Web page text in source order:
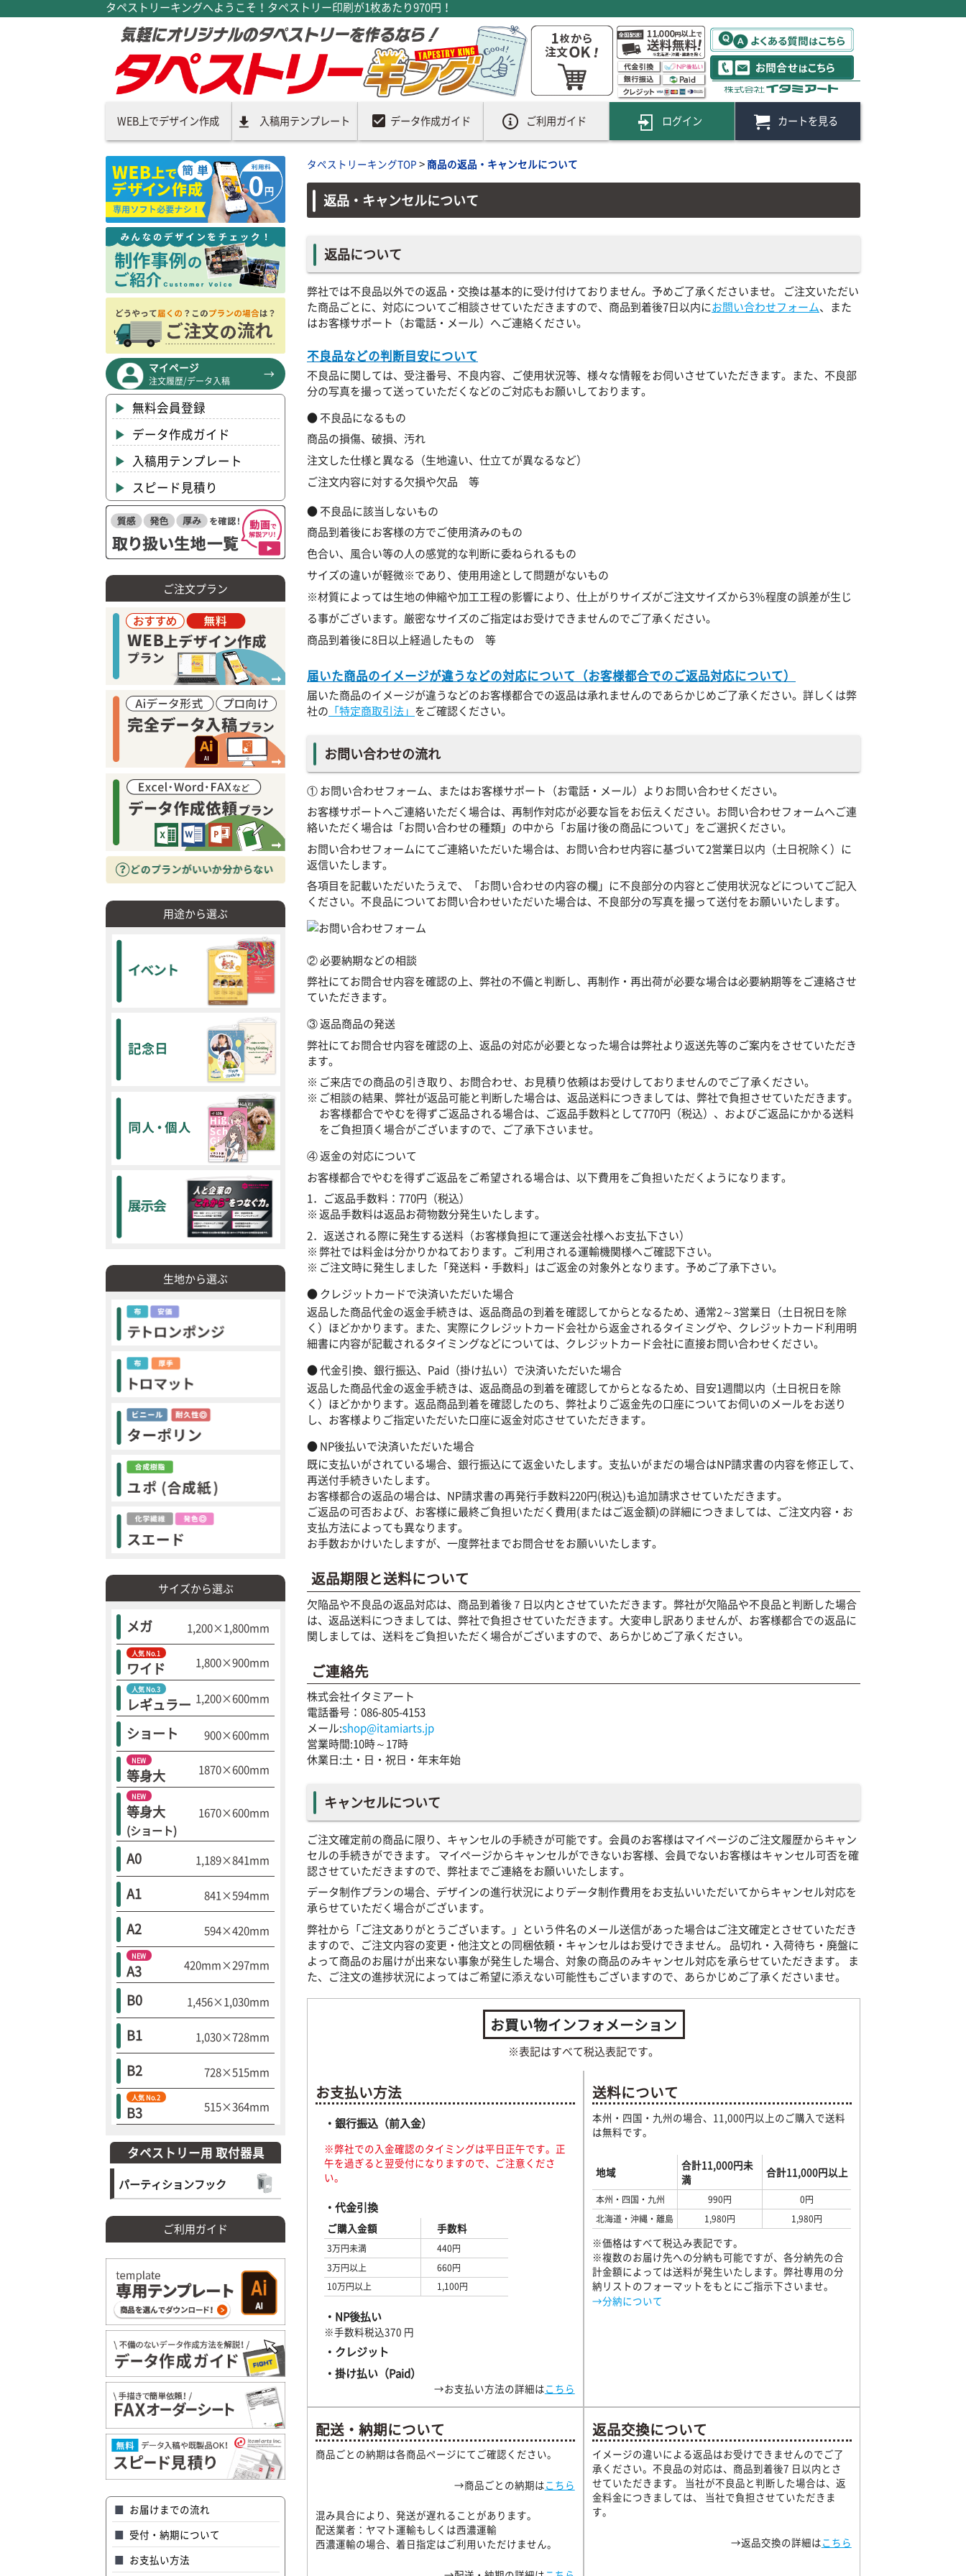
タペストリーキングへようこそ！タペストリー印刷が1枚あたり970円！
WEB上でデザイン作成 入稿用テンプレート check_box データ作成ガイド ご利用ガイド ログイン カートを見る
マイページ
注文履歴/データ入稿
無料会員登録
データ作成ガイド
入稿用テンプレート
スピード見積り
ご注文プラン
用途から選ぶ
生地から選ぶ
サイズから選ぶ
メガ 1,200×1,800mm
人気 No.1
ワイド 1,800×900mm
人気 No.3
レギュラー 1,200×600mm
ショート 900×600mm
NEW
等身大 1870×600mm
NEW
等身大
(ショート)
1670×600mm
A0 1,189×841mm
A1 841×594mm
A2 594×420mm
NEW
A3 420mm×297mm
B0 1,456×1,030mm
B1 1,030×728mm
B2 728×515mm
人気 No.2
B3 515×364mm
タペストリー用 取付器具
パーティションフック
ご利用ガイド
お届けまでの流れ
受付・納期について
お支払い方法
タペストリーキングTOP > 商品の返品・キャンセルについて
返品・キャンセルについて
返品について
弊社では不良品以外での返品・交換は基本的に受け付けておりません。予めご了承くださいませ。 ご注文いただい
た商品ごとに、対応についてご相談させていただきますので、商品到着後7日以内にお問い合わせフォーム、また
はお客様サポート（お電話・メール）へご連絡ください。
不良品などの判断目安について
不良品に関しては、受注番号、不良内容、ご使用状況等、様々な情報をお伺いさせていただきます。また、不良部
分の写真を撮って送っていただくなどのご対応もお願いしております。
不良品になるもの
商品の損傷、破損、汚れ
注文した仕様と異なる（生地違い、仕立てが異なるなど）
ご注文内容に対する欠損や欠品 等
不良品に該当しないもの
商品到着後にお客様の方でご使用済みのもの
色合い、風合い等の人の感覚的な判断に委ねられるもの
サイズの違いが軽微※であり、使用用途として問題がないもの
※材質によっては生地の伸縮や加工工程の影響により、仕上がりサイズがご注文サイズから3％程度の誤差が生じ
る事がございます。厳密なサイズのご指定はお受けできませんのでご了承ください。
商品到着後に8日以上経過したもの 等
届いた商品のイメージが違うなどの対応について（お客様都合でのご返品対応について）
届いた商品のイメージが違うなどのお客様都合での返品は承れませんのであらかじめご了承ください。詳しくは弊
社の 「特定商取引法」 をご確認ください。
お問い合わせの流れ
① お問い合わせフォーム、またはお客様サポート（お電話・メール）よりお問い合わせください。
お客様サポートへご連絡いただく場合は、再制作対応が必要な旨をお伝えください。お問い合わせフォームへご連
絡いただく場合は「お問い合わせの種類」の中から「お届け後の商品について」をご選択ください。
お問い合わせフォームにてご連絡いただいた場合は、お問い合わせ内容に基づいて2営業日以内（土日祝除く）に
返信いたします。
各項目を記載いただいたうえで、「お問い合わせの内容の欄」に不良部分の内容とご使用状況などについてご記入
ください。不良品についてお問い合わせいただいた場合は、不良部分の写真を撮って送付をお願いいたします。
② 必要納期などの相談
弊社にてお問合せ内容を確認の上、弊社の不備と判断し、再制作・再出荷が必要な場合は必要納期等をご連絡させ
ていただきます。
③ 返品商品の発送
弊社にてお問合せ内容を確認の上、返品の対応が必要となった場合は弊社より返送先等のご案内をさせていただき
ます。
ご来店での商品の引き取り、お問合わせ、お見積り依頼はお受けしておりませんのでご了承ください。
ご相談の結果、弊社が返品可能と判断した場合は、返品送料につきましては、弊社で負担させていただきます。
お客様都合でやむを得ずご返品される場合は、ご返品手数料として770円（税込）、およびご返品にかかる送料
をご負担頂く場合がございますので、ご了承下さいませ。
④ 返金の対応について
お客様都合でやむを得ずご返品をご希望される場合は、以下費用をご負担いただくようになります。
1．ご返品手数料：770円（税込）
返品手数料は返品お荷物数分発生いたします。
2．返送される際に発生する送料（お客様負担にて運送会社様へお支払下さい）
弊社では料金は分かりかねております。ご利用される運輸機関様へご確認下さい。
ご注文時に発生しました「発送料・手数料」はご返金の対象外となります。予めご了承下さい。
クレジットカードで決済いただいた場合
返品した商品代金の返金手続きは、返品商品の到着を確認してからとなるため、通常2～3営業日（土日祝日を除
く）ほどかかります。また、実際にクレジットカード会社から返金されるタイミングや、クレジットカード利用明
細書に内容が記載されるタイミングなどについては、クレジットカード会社に直接お問い合わせください。
代金引換、銀行振込、Paid（掛け払い）で決済いただいた場合
返品した商品代金の返金手続きは、返品商品の到着を確認してからとなるため、目安1週間以内（土日祝日を除
く）ほどかかります。返品商品到着を確認したのち、弊社よりご返金先の口座についてお伺いのメールをお送り
し、お客様よりご指定いただいた口座に返金対応させていただきます。
NP後払いで決済いただいた場合
既に支払いがされている場合、銀行振込にて返金いたします。支払いがまだの場合はNP請求書の内容を修正して、
再送付手続きいたします。
お客様都合の返品の場合は、NP請求書の再発行手数料220円(税込)も追加請求させていただきます。
ご返品の可否および、お客様に最終ご負担いただく費用(またはご返金額)の詳細につきましては、ご注文内容・お
支払方法によっても異なります。
お手数おかけいたしますが、一度弊社までお問合せをお願いいたします。
返品期限と送料について
欠陥品や不良品の返品対応は、商品到着後７日以内とさせていただきます。弊社が欠陥品や不良品と判断した場合
は、返品送料につきましては、弊社で負担させていただきます。大変申し訳ありませんが、お客様都合での返品に
関しましては、送料をご負担いただく場合がございますので、あらかじめご了承ください。
ご連絡先
株式会社イタミアート
電話番号：086-805-4153
メール:shop@itamiarts.jp
営業時間:10時～17時
休業日:土・日・祝日・年末年始
キャンセルについて
ご注文確定前の商品に限り、キャンセルの手続きが可能です。会員のお客様はマイページのご注文履歴からキャン
セルの手続きができます。 マイページからキャンセルができないお客様、会員でないお客様はキャンセル可否を確
認させていただきますので、弊社までご連絡をお願いいたします。
データ制作プランの場合、デザインの進行状況によりデータ制作費用をお支払いいただいてからキャンセル対応を
承らせていただく場合がございます。
弊社から「ご注文ありがとうございます。」という件名のメール送信があった場合はご注文確定とさせていただき
ますので、ご注文内容の変更・他注文との同梱依頼・キャンセルはお受けできません。 品切れ・入荷待ち・廃盤に
よって商品のお届けが出来ない事象が発生した場合、対象の商品のみキャンセル対応を承らせていただきます。 ま
た、ご注文の進捗状況によってはご希望に添えない可能性もございますので、あらかじめご了承くださいませ。
お買い物インフォメーション
※表記はすべて税込表記です。
お支払い方法
・銀行振込（前入金）
※弊社での入金確認のタイミングは平日正午です。正
午を過ぎると翌受付になりますので、ご注意くださ
い。
・代金引換
ご購入金額 手数料
3万円未満
440円
3万円以上
660円
10万円以上
1,100円
・NP後払い
※手数料税込370 円
・クレジット
・掛け払い（Paid）
→お支払い方法の詳細はこちら
送料について
本州・四国・九州の場合、11,000円以上のご購入で送料
は無料です。
地域
合計11,000円未
満
合計11,000円以上
本州・四国・九州 990円
0円
北海道・沖縄・離島
1,980円 1,980円
※価格はすべて税込み表記です。
※複数のお届け先への分納も可能ですが、各分納先の合
計金額によっては送料が発生いたします。弊社専用の分
納リストのフォーマットをもとにご指示下さいませ。
→分納について
配送・納期について
商品ごとの納期は各商品ページにてご確認ください。
→商品ごとの納期はこちら
混み具合により、発送が遅れることがあります。
配送業者：ヤマト運輸もしくは西濃運輸
西濃運輸の場合、着日指定はご利用いただけません。
返品交換について
イメージの違いによる返品はお受けできませんのでご了
承ください。不良品の対応は、商品到着後7 日以内とさ
せていただきます。 当社が不良品と判断した場合は、返
金料金につきましては、 当社で負担させていただきま
す。
→返品交換の詳細はこちら